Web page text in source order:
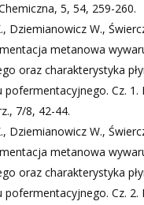
5, 54, 259-260.
Dziemianowicz W.,
metanowa
oraz charakterystyka
pofermentacyjnego. Cz. 1.
7/8, 42-44.
Dziemianowicz W.,
metanowa
oraz charakterystyka
pofermentacyjnego. Cz. 2.